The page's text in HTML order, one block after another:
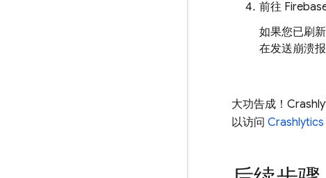
前往
如果您已刷
在发送崩溃报
大功告成！
以访问 Crashlytics